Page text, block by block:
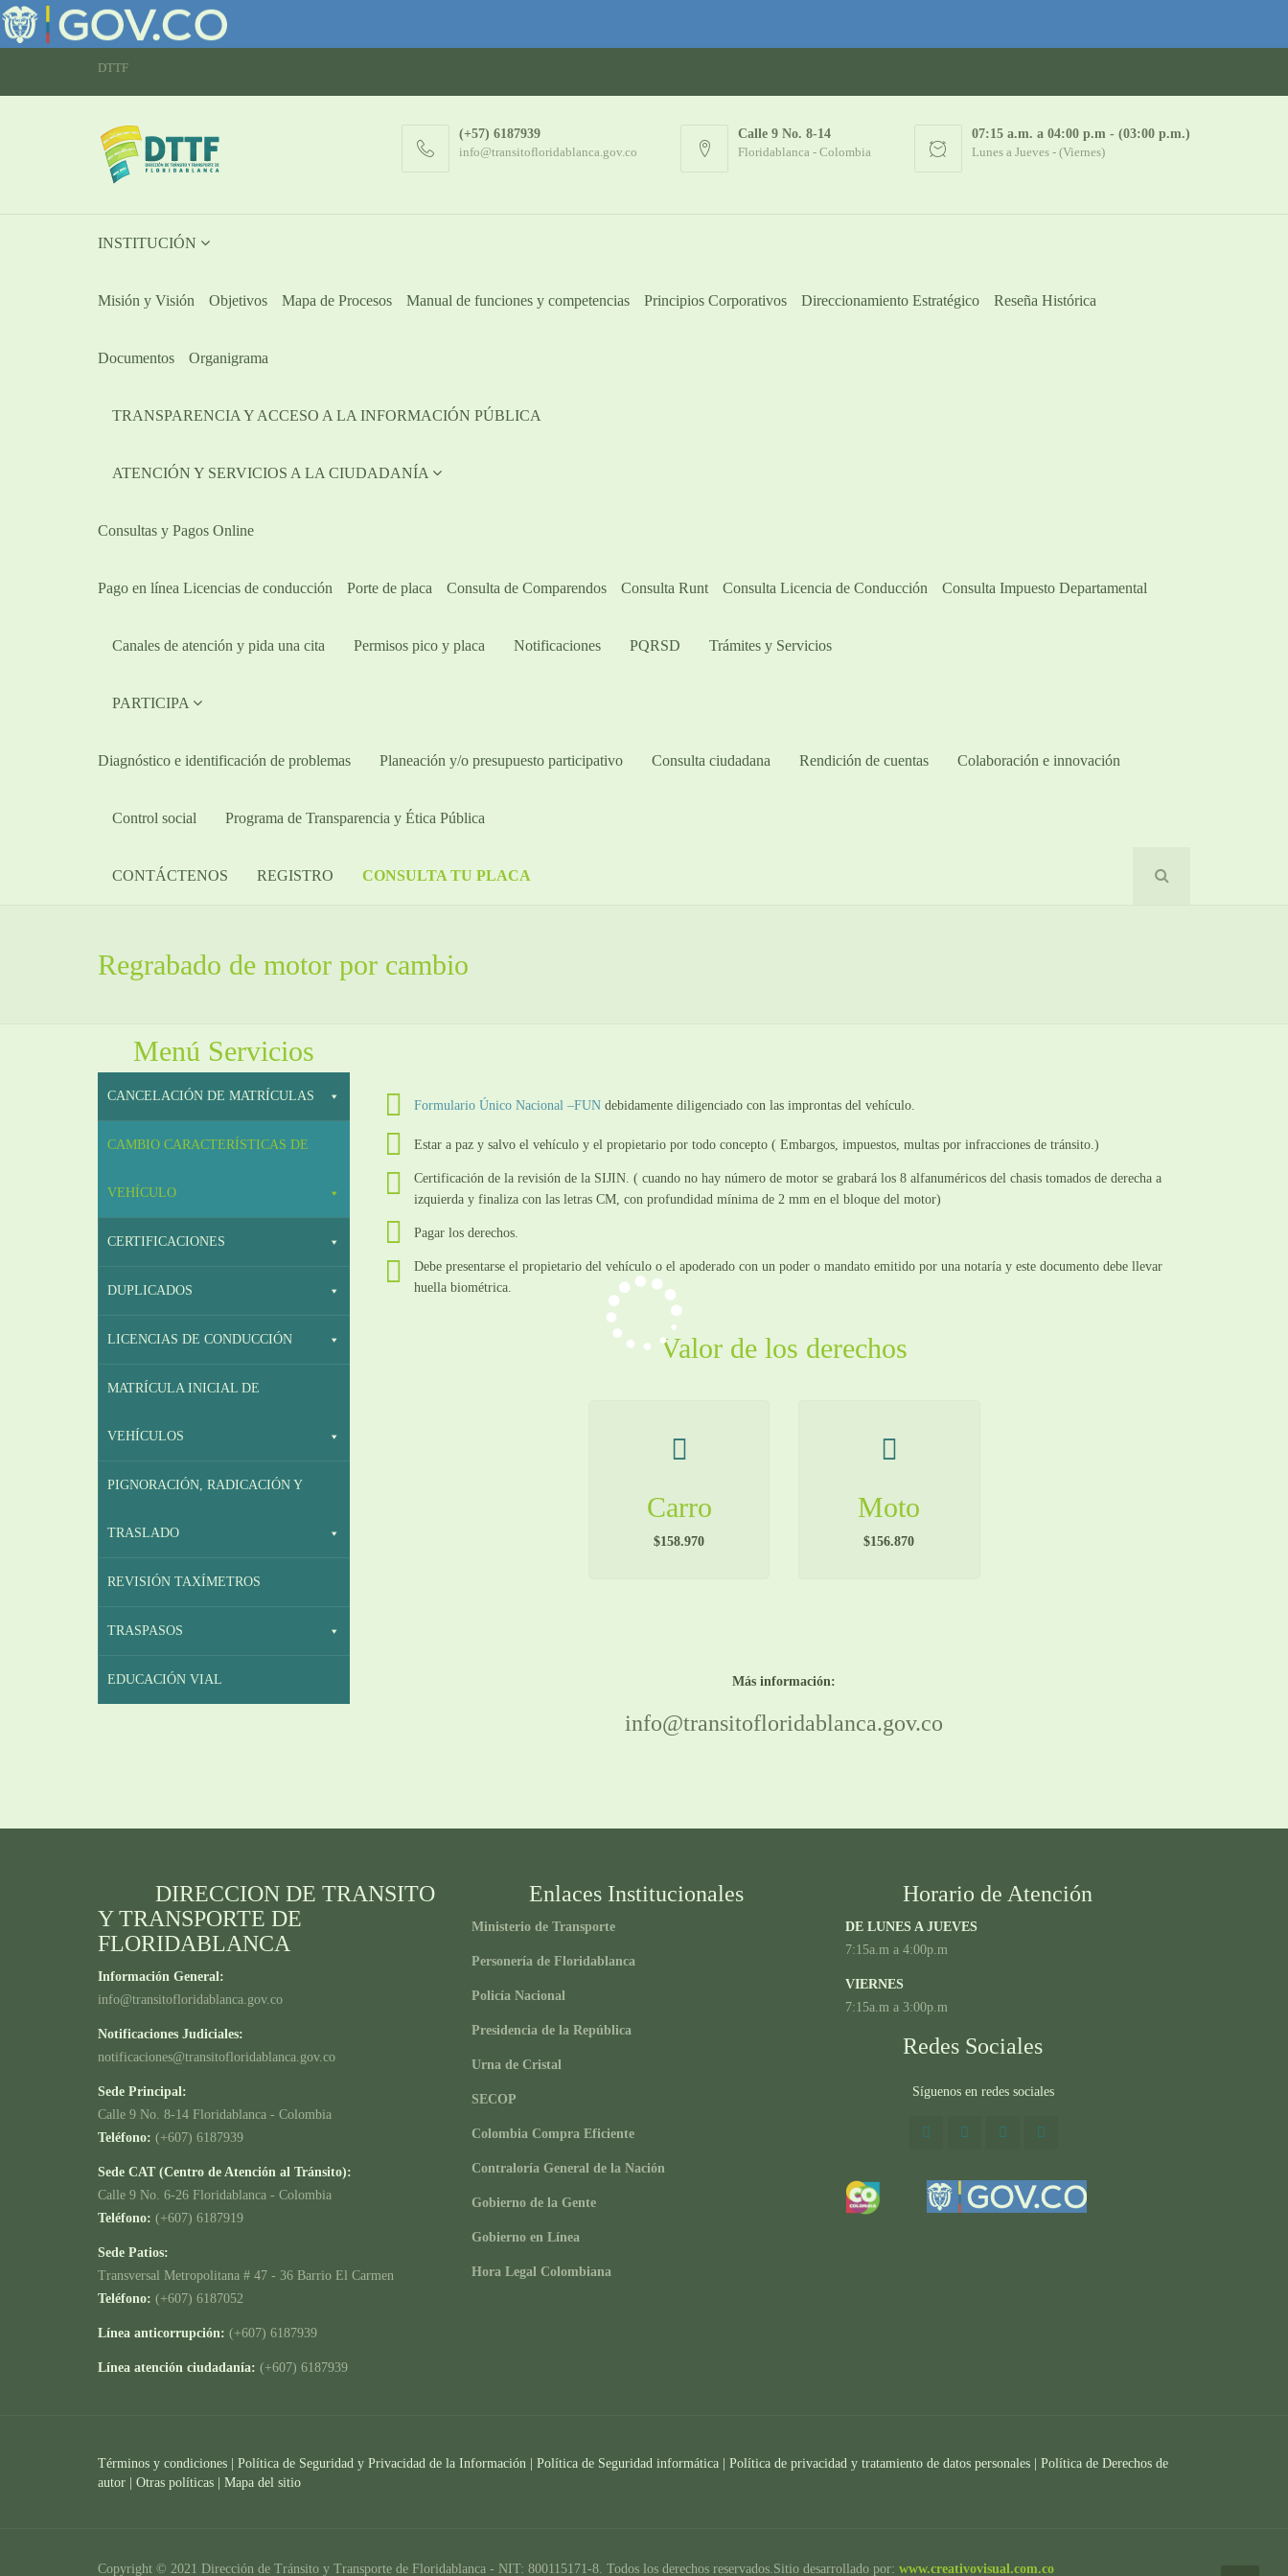
DTTF
(+57) 6187939
info@transitofloridablanca.gov.co
Calle 9 No. 8-14
Floridablanca - Colombia
07:15 a.m. a 04:00 p.m - (03:00 p.m.)
Lunes a Jueves - (Viernes)
INSTITUCIÓN
Misión y Visión Objetivos Mapa de Procesos Manual de funciones y competencias Principios Corporativos Direccionamiento Estratégico Reseña Histórica
Documentos Organigrama
TRANSPARENCIA Y ACCESO A LA INFORMACIÓN PÚBLICA
ATENCIÓN Y SERVICIOS A LA CIUDADANÍA
Consultas y Pagos Online
Pago en línea Licencias de conducción Porte de placa Consulta de Comparendos Consulta Runt Consulta Licencia de Conducción Consulta Impuesto Departamental
Canales de atención y pida una cita Permisos pico y placa Notificaciones PQRSD Trámites y Servicios
PARTICIPA
Diagnóstico e identificación de problemas Planeación y/o presupuesto participativo​ Consulta ciudadana Rendición de cuentas Colaboración e innovación
Control social Programa de Transparencia y Ética Pública
CONTÁCTENOS REGISTRO CONSULTA TU PLACA
Regrabado de motor por cambio
Menú Servicios
CANCELACIÓN DE MATRÍCULAS
CAMBIO CARACTERÍSTICAS DE
VEHÍCULO
CERTIFICACIONES
DUPLICADOS
LICENCIAS DE CONDUCCIÓN
MATRÍCULA INICIAL DE
VEHÍCULOS
PIGNORACIÓN, RADICACIÓN Y
TRASLADO
REVISIÓN TAXÍMETROS
TRASPASOS
EDUCACIÓN VIAL
Formulario Único Nacional –FUNdebidamente diligenciado con las improntas del vehículo.
Estar a paz y salvo el vehículo y el propietario por todo concepto ( Embargos, impuestos, multas por infracciones de tránsito.)
Certificación de la revisión de la SIJIN. ( cuando no hay número de motor se grabará los 8 alfanuméricos del chasis tomados de derecha a
izquierda y finaliza con las letras CM, con profundidad mínima de 2 mm en el bloque del motor)
Pagar los derechos.
Debe presentarse el propietario del vehículo o el apoderado con un poder o mandato emitido por una notaría y este documento debe llevar
huella biométrica.
Valor de los derechos
Carro
$158.970
Moto
$156.870
Más información:
info@transitofloridablanca.gov.co
DIRECCION DE TRANSITO
Y TRANSPORTE DE
FLORIDABLANCA
Información General:
info@transitofloridablanca.gov.co
Notificaciones Judiciales:
notificaciones@transitofloridablanca.gov.co
Sede Principal:
Calle 9 No. 8-14 Floridablanca - Colombia
Teléfono: (+607) 6187939
Sede CAT (Centro de Atención al Tránsito):
Calle 9 No. 6-26 Floridablanca - Colombia
Teléfono: (+607) 6187919
Sede Patios:
Transversal Metropolitana # 47 - 36 Barrio El Carmen
Teléfono: (+607) 6187052
Línea anticorrupción: (+607) 6187939
Línea atención ciudadanía: (+607) 6187939
Enlaces Institucionales
Ministerio de Transporte
Personería de Floridablanca
Policía Nacional
Presidencia de la República
Urna de Cristal
SECOP
Colombia Compra Eficiente
Contraloría General de la Nación
Gobierno de la Gente
Gobierno en Línea
Hora Legal Colombiana
Horario de Atención
DE LUNES A JUEVES
7:15a.m a 4:00p.m
VIERNES
7:15a.m a 3:00p.m
Redes Sociales
Síguenos en redes sociales
Términos y condiciones Política de Seguridad y Privacidad de la Información Política de Seguridad informática Política de privacidad y tratamiento de datos personales |
Política de Derechos de
autor |
Otras políticas | Mapa del sitio
Copyright © 2021 Dirección de Tránsito y Transporte de Floridablanca - NIT: 800115171-8. Todos los derechos reservados.Sitio desarrollado por: www.creativovisual.com.co